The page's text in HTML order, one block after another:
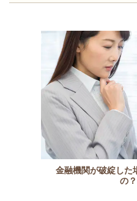
金融機関が破綻した
の